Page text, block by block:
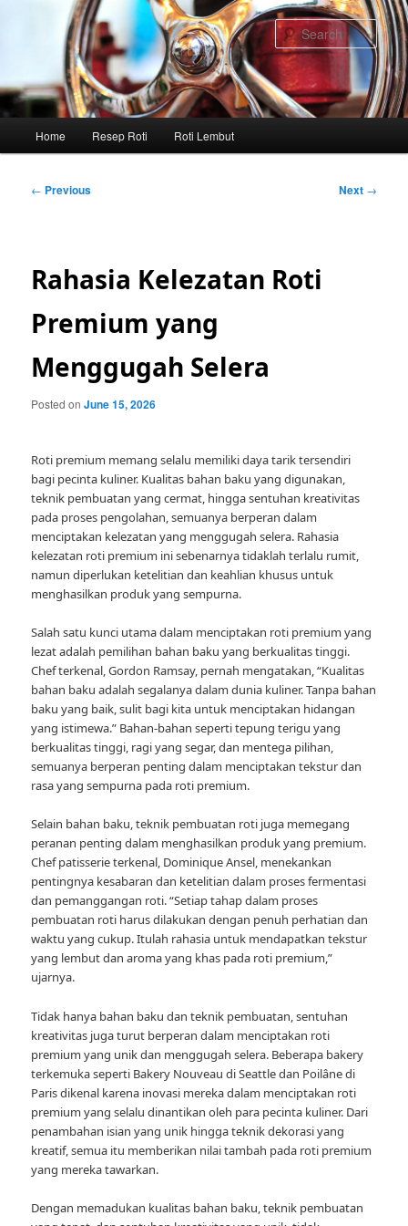
Home Resep Roti Roti Lembut
Post
← Previous Next →
Rahasia Kelezatan Roti
Premium yang
Menggugah Selera
Posted onJune 15, 2026
Roti premium memang selalu memiliki daya tarik tersendiri
bagi pecinta kuliner. Kualitas bahan baku yang digunakan,
teknik pembuatan yang cermat, hingga sentuhan kreativitas
pada proses pengolahan, semuanya berperan dalam
menciptakan kelezatan yang menggugah selera. Rahasia
kelezatan roti premium ini sebenarnya tidaklah terlalu rumit,
namun diperlukan ketelitian dan keahlian khusus untuk
menghasilkan produk yang sempurna.
Salah satu kunci utama dalam menciptakan roti premium yang
lezat adalah pemilihan bahan baku yang berkualitas tinggi.
Chef terkenal, Gordon Ramsay, pernah mengatakan, “Kualitas
bahan baku adalah segalanya dalam dunia kuliner. Tanpa bahan
baku yang baik, sulit bagi kita untuk menciptakan hidangan
yang istimewa.” Bahan-bahan seperti tepung terigu yang
berkualitas tinggi, ragi yang segar, dan mentega pilihan,
semuanya berperan penting dalam menciptakan tekstur dan
rasa yang sempurna pada roti premium.
Selain bahan baku, teknik pembuatan roti juga memegang
peranan penting dalam menghasilkan produk yang premium.
Chef patisserie terkenal, Dominique Ansel, menekankan
pentingnya kesabaran dan ketelitian dalam proses fermentasi
dan pemanggangan roti. “Setiap tahap dalam proses
pembuatan roti harus dilakukan dengan penuh perhatian dan
waktu yang cukup. Itulah rahasia untuk mendapatkan tekstur
yang lembut dan aroma yang khas pada roti premium,”
ujarnya.
Tidak hanya bahan baku dan teknik pembuatan, sentuhan
kreativitas juga turut berperan dalam menciptakan roti
premium yang unik dan menggugah selera. Beberapa bakery
terkemuka seperti Bakery Nouveau di Seattle dan Poilâne di
Paris dikenal karena inovasi mereka dalam menciptakan roti
premium yang selalu dinantikan oleh para pecinta kuliner. Dari
penambahan isian yang unik hingga teknik dekorasi yang
kreatif, semua itu memberikan nilai tambah pada roti premium
yang mereka tawarkan.
Dengan memadukan kualitas bahan baku, teknik pembuatan